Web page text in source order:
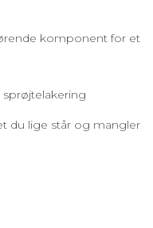
komponent for et
du lige står og mangler